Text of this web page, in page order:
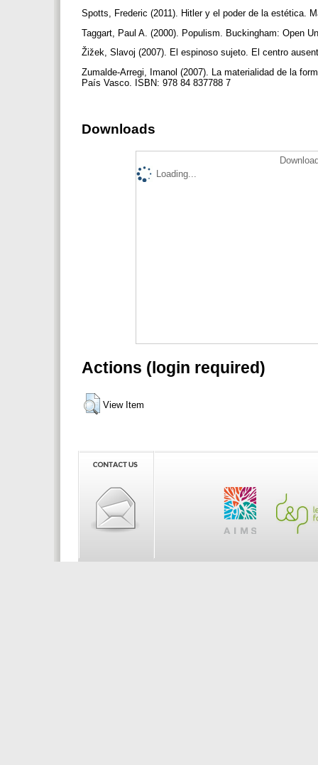
Spotts, Frederic (2011). Hitler y el poder de la estética.
Taggart, Paul A. (2000). Populism. Buckingham: Open
Žižek, Slavoj (2007). El espinoso sujeto. El centro
Zumalde-Arregi, Imanol (2007). La materialidad de la
País Vasco. ISBN: 978 84 837788 7
Downloads
Loading...
Actions (login required)
View Item